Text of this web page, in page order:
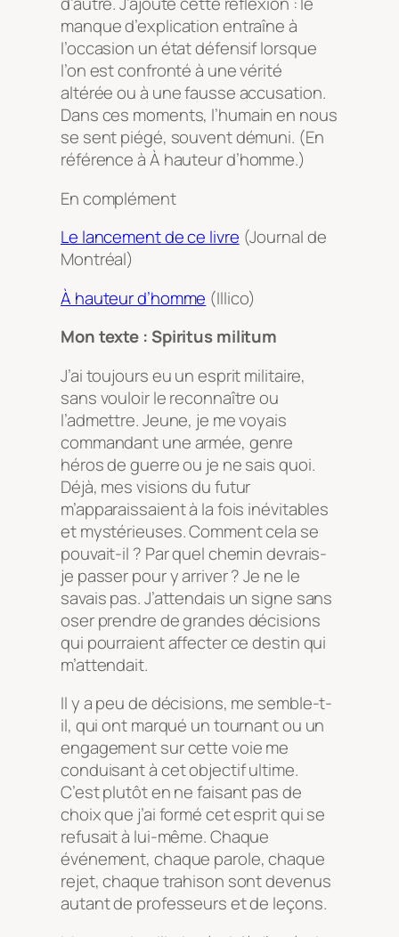
manque d’explication entraîne à
l’occasion un état défensif lorsque
l’on est confronté à une vérité
altérée ou à une fausse accusation.
Dans ces moments, l’humain en nous
se sent piégé, souvent démuni. (En
référence àÀ hauteur d’homme.)
En complément
Le lancement de ce livre (Journal de
Montréal)
À hauteur d’homme (Illico)
Mon texte : Spiritus militum
J’ai toujours eu un esprit militaire,
sans vouloir le reconnaître ou
l’admettre. Jeune, je me voyais
commandant une armée, genre
héros de guerre ou je ne sais quoi.
Déjà, mes visions du futur
m’apparaissaient à la fois inévitables
et mystérieuses. Comment cela se
pouvait-il ? Par quel chemin devrais-
je passer pour y arriver ? Je ne le
savais pas. J’attendais un signe sans
oser prendre de grandes décisions
qui pourraient affecter ce destin qui
m’attendait.
Il y a peu de décisions, me semble-t-
il, qui ont marqué un tournant ou un
engagement sur cette voie me
conduisant à cet objectif ultime.
C’est plutôt en ne faisant pas de
choix que j’ai formé cet esprit qui se
refusait à lui-même. Chaque
événement, chaque parole, chaque
rejet, chaque trahison sont devenus
autant de professeurs et de leçons.